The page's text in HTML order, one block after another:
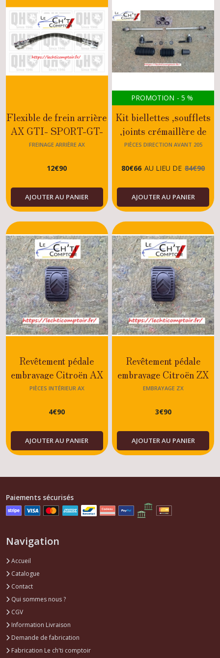
Flexible de frein arrière
AX GTI- SPORT-GT-
DIESEL-1.0-1.3-1.4-
FREINAGE ARRIÈRE AX
12€90
AJOUTER AU PANIER
PROMOTION - 5 %
Kit biellettes ,soufflets
,joints crémaillère de
direction assistée
GTI16-TURBO
DIESEL-DIESEL-
ESSENCE
PIÈCES DIRECTION AVANT 205
80€66 AU LIEU DE 84€90
AJOUTER AU PANIER
Revêtement pédale
embrayage Citroën AX
GTI-SPORT-GT-Tous
DIESEL
PIÈCES INTÉRIEUR AX
4€90
AJOUTER AU PANIER
Revêtement pédale
embrayage Citroën ZX
2.0 16 -Tous modèles
EMBRAYAGE ZX
3€90
AJOUTER AU PANIER
Paiements sécurisés
Navigation
Accueil
Catalogue
Contact
Qui sommes nous ?
CGV
Information Livraison
Demande de fabrication
Fabrication Le ch'ti comptoir